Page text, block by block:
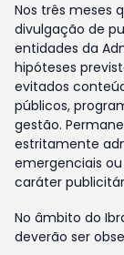
Nos três meses
divulgação de
entidades da
hipóteses
evitados
públicos,
gestão.
estritamente
emergenciais
caráter
No âmbito do
deverão ser